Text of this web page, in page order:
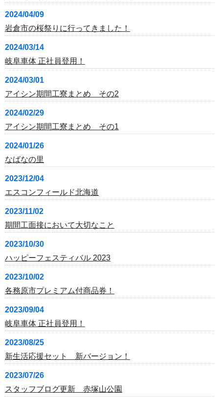
2024/04/09
岩倉市の桜祭りに行ってきました！
2024/03/14
岐阜車体 正社員登用！
2024/03/01
アイシン期間工寮まとめ その2
2024/02/29
アイシン期間工寮まとめ その1
2024/01/26
なばなの里
2023/12/04
エスコンフィールド北海道
2023/11/02
期間工面接において大切なこと
2023/10/30
ハッピーフェスティバル 2023
2023/10/02
各務原市プレミアム付商品券！
2023/09/04
岐阜車体 正社員登用！
2023/08/25
新生活応援セット 新バージョン！
2023/07/26
スタッフブログ更新 赤塚山公園